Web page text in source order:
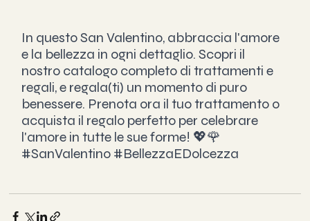
In questo San Valentino, abbraccia l'amore
e la bellezza in ogni dettaglio. Scopri il
nostro catalogo completo di trattamenti e
regali, e regala(ti) un momento di puro
benessere. Prenota ora il tuo trattamento o
acquista il regalo perfetto per celebrare
l'amore in tutte le sue forme! 💖🌹
#SanValentino #BellezzaEDolcezza